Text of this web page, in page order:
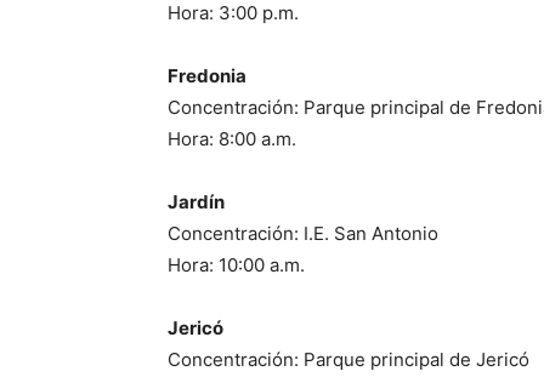
Hora: 3:00 p.m.
Fredonia
Concentración: Parque principal de
Hora: 8:00 a.m.
Jardín
Concentración: I.E. San Antonio
Hora: 10:00 a.m.
Jericó
Concentración: Parque principal de Jericó